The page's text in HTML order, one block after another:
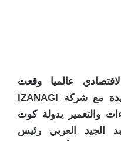
عالميا وقعت
مجموعة العربي اتفاقية جديدة مع شركة IZANAGI
والتعمير بدولة كوت
الجيد العربي رئيس